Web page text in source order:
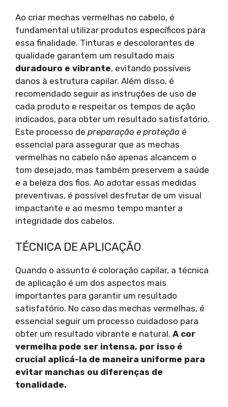
Ao criar mechas vermelhas no cabelo, é
fundamental utilizar produtos específicos para
essa finalidade. Tinturas e descolorantes de
qualidade garantem um resultado mais
duradouro e vibrante, evitando possíveis
danos à estrutura capilar. Além disso, é
recomendado seguir as instruções de uso de
cada produto e respeitar os tempos de ação
indicados, para obter um resultado satisfatório.
Este processo de preparação e proteção é
essencial para assegurar que as mechas
vermelhas no cabelo não apenas alcancem o
tom desejado, mas também preservem a saúde
e a beleza dos fios. Ao adotar essas medidas
preventivas, é possível desfrutar de um visual
impactante e ao mesmo tempo manter a
integridade dos cabelos.
TÉCNICA DE APLICAÇÃO
Quando o assunto é coloração capilar, a técnica
de aplicação é um dos aspectos mais
importantes para garantir um resultado
satisfatório. No caso das mechas vermelhas, é
essencial seguir um processo cuidadoso para
obter um resultado vibrante e natural. A cor
vermelha pode ser intensa, por isso é
crucial aplicá-la de maneira uniforme para
evitar manchas ou diferenças de
tonalidade.